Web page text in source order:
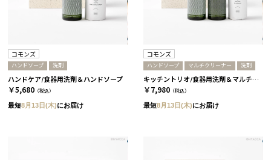
コモンズ
ハンドソープ 洗剤
ハンドケア/食器用洗剤＆ハンドソープ
￥5,680 （税込）
最短8月13日(木)にお届け
コモンズ
ハンドソープ マルチクリーナー 洗剤
キッチントリオ/食器用洗剤＆マルチクリーナー＆ハンドソープ［コモンズ］
￥7,980 （税込）
最短8月13日(木)にお届け